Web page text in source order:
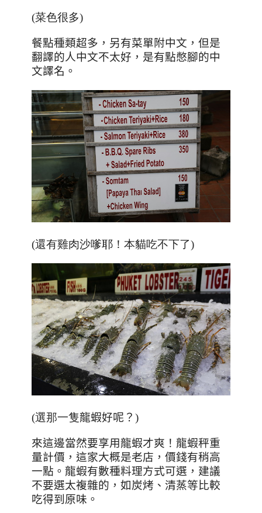
(菜色很多)
餐點種類超多，另有菜單附中文，但是
翻譯的人中文不太好，是有點憋腳的中
文譯名。
(還有雞肉沙嗲耶！本貓吃不下了)
(選那一隻龍蝦好呢？ )
來這邊當然要享用龍蝦才爽！龍蝦秤重
量計價，這家大概是老店，價錢有稍高
一點。龍蝦有數種料理方式可選，建議
不要選太複雜的，如炭烤、清蒸等比較
吃得到原味。